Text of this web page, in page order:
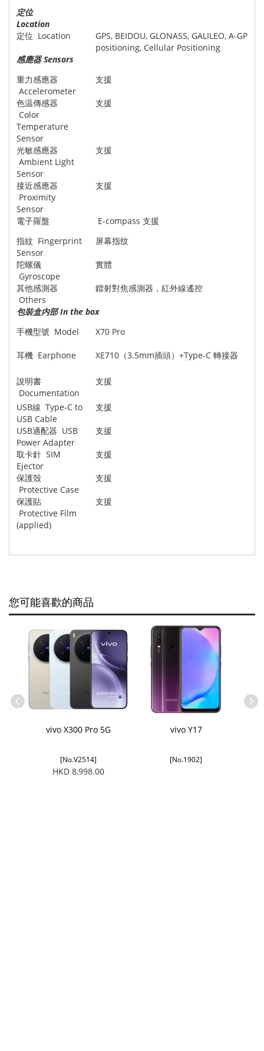
定位
Location
定位 Location
GPS, BEIDOU, GLONASS, GALILEO, A-GPS,
positioning, Cellular Positioning
感應器 Sensors
重力感應器
Accelerometer
支援
色温傳感器
Color
Temperature
Sensor
支援
光敏感應器
Ambient Light
Sensor
支援
接近感應器
Proximity
Sensor
支援
電子羅盤
E-compass 支援
指紋 Fingerprint
Sensor
屏幕指纹
陀螺儀
Gyroscope
實體
其他感測器
Others
鐳射對焦感測器，紅外線遙控
包裝盒内部 In the box
手機型號 Model
X70 Pro
耳機 Earphone XE710（3.5mm插頭）+Type-C 轉接器
說明書
Documentation
支援
USB線 Type-C to
USB Cable
支援
USB適配器 USB
Power Adapter
支援
取卡針 SIM
Ejector
支援
保護殼
Protective Case
支援
保護貼
Protective Film
(applied)
支援
您可能喜歡的商品
vivo X300 Pro 5G
[No.V2514]
HKD 8,998.00
vivo Y17
[No.1902]